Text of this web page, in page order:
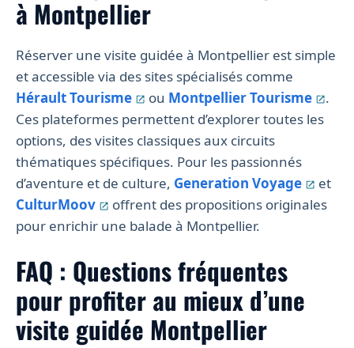
à Montpellier
Réserver une visite guidée à Montpellier est simple
et accessible via des sites spécialisés comme
Hérault Tourisme
ou Montpellier Tourisme
.
Ces plateformes permettent d’explorer toutes les
options, des visites classiques aux circuits
thématiques spécifiques. Pour les passionnés
d’aventure et de culture, Generation Voyage
et
CulturMoov
offrent des propositions originales
pour enrichir une balade à Montpellier.
FAQ : Questions fréquentes
pour profiter au mieux d’une
visite guidée Montpellier